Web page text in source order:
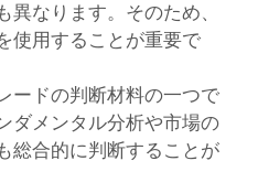
異なります。そのため、
使用することが重要で
ードの判断材料の一つで
ダメンタル分析や市場の
総合的に判断することが